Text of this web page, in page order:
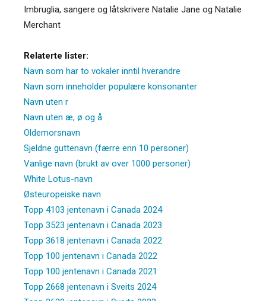
Imbruglia, sangere og låtskrivere Natalie Jane og Natalie
Merchant
Relaterte lister:
Navn som har to vokaler inntil hverandre
Navn som inneholder populære konsonanter
Navn uten r
Navn uten æ, ø og å
Oldemorsnavn
Sjeldne guttenavn (færre enn 10 personer)
Vanlige navn (brukt av over 1000 personer)
White Lotus-navn
Østeuropeiske navn
Topp 4103 jentenavn i Canada 2024
Topp 3523 jentenavn i Canada 2023
Topp 3618 jentenavn i Canada 2022
Topp 100 jentenavn i Canada 2022
Topp 100 jentenavn i Canada 2021
Topp 2668 jentenavn i Sveits 2024